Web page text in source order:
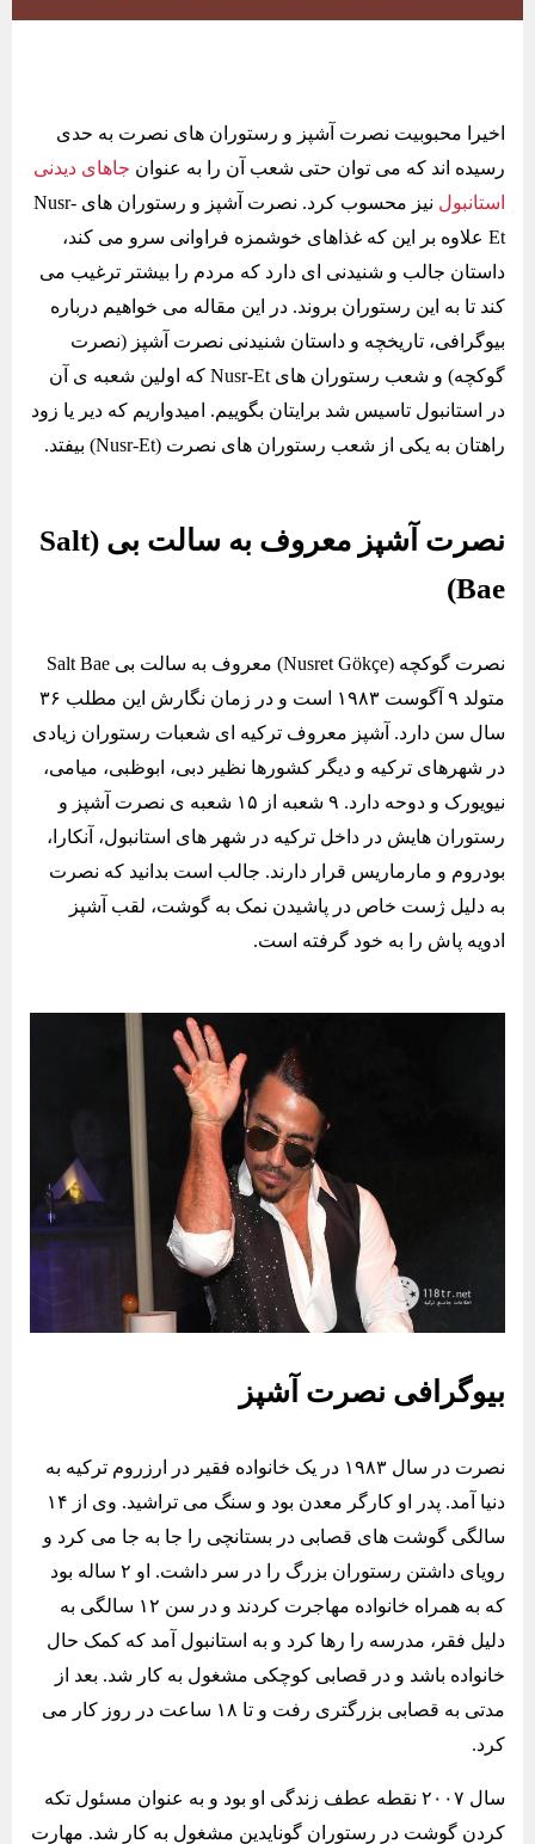
اخیرا محبوبیت نصرت آشپز و رستوران های نصرت به حدی
رسیده اند که می توان حتی شعب آن را به عنوان جاهای دیدنی
استانبول
نیز محسوب کرد. نصرت آشپز و رستوران های Nusr-
Et علاوه بر این که غذاهای خوشمزه فراوانی سرو می کند،
داستان جالب و شنیدنی ای دارد که مردم را بیشتر ترغیب می
کند تا به این رستوران بروند. در این مقاله می خواهیم درباره
بیوگرافی، تاریخچه و داستان شنیدنی نصرت آشپز (نصرت
گوکچه) و شعب رستوران های Nusr-Et که اولین شعبه ی آن
در استانبول تاسیس شد برایتان بگوییم. امیدواریم که دیر یا زود
راهتان به یکی از شعب رستوران های نصرت (Nusr-Et) بیفتد.
نصرت آشپز معروف به سالت بی (Salt
Bae)
نصرت گوکچه (Nusret Gökçe) معروف به سالت بی Salt Bae
متولد ۹ آگوست ۱۹۸۳ است و در زمان نگارش این مطلب ۳۶
سال سن دارد. آشپز معروف ترکیه ای شعبات رستوران زیادی
در شهرهای ترکیه و دیگر کشورها نظیر دبی، ابوظبی، میامی،
نیویورک و دوحه دارد. ۹ شعبه از ۱۵ شعبه ی نصرت آشپز و
رستوران هایش در داخل ترکیه در شهر های استانبول، آنکارا،
بودروم و مارماریس قرار دارند. جالب است بدانید که نصرت
به دلیل ژست خاص در پاشیدن نمک به گوشت، لقب آشپز
ادویه پاش را به خود گرفته است.
بیوگرافی نصرت آشپز
نصرت در سال ۱۹۸۳ در یک خانواده فقیر در ارزروم ترکیه به
دنیا آمد. پدر او کارگر معدن بود و سنگ می تراشید. وی از ۱۴
سالگی گوشت های قصابی در بستانچی را جا به جا می کرد و
رویای داشتن رستوران بزرگ را در سر داشت. او ۲ ساله بود
که به همراه خانواده مهاجرت کردند و در سن ۱۲ سالگی به
دلیل فقر، مدرسه را رها کرد و به استانبول آمد که کمک حال
خانواده باشد و در قصابی کوچکی مشغول به کار شد. بعد از
مدتی به قصابی بزرگتری رفت و تا ۱۸ ساعت در روز کار می
کرد.
سال ۲۰۰۷ نقطه عطف زندگی او بود و به عنوان مسئول تکه
کردن گوشت در رستوران گونایدین مشغول به کار شد. مهارت